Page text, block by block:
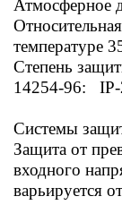
Атмосферное
температуре
Степень
14254-96: IP-
Системы
Защита от
входного
варьируется